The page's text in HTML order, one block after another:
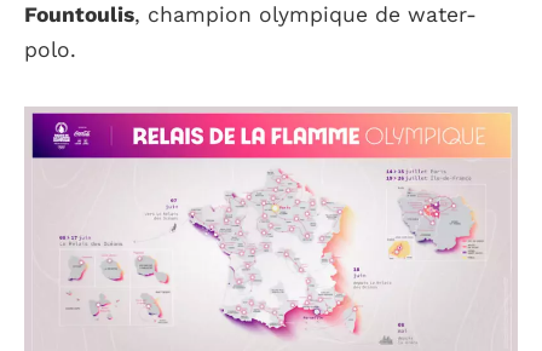
Fountoulis, champion olympique de water-
polo.